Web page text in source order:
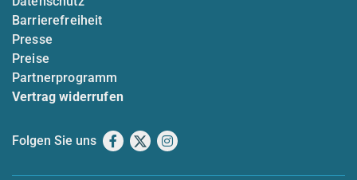
Barrierefreiheit
Presse
Preise
Partnerprogramm
Vertrag widerrufen
Folgen Sie uns Facebook
X Instagram